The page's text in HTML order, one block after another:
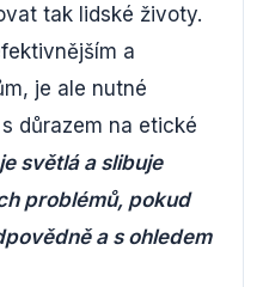
tak lidské životy.
a
je ale nutné
důrazem na etické
světlá a slibuje
problémů, pokud
a s ohledem